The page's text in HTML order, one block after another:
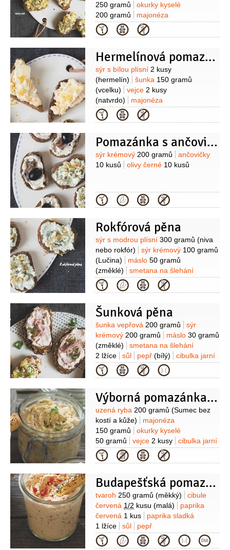
250 gramů
okurky kyselé
200 gramů
majonéza
400 gramů
cibule červená
(menší)
jablka
2 lžičky
ocet 1 lžíce sůl
Kategorie
Hermelínová pomazánka
Suroviny
sýr s bílou plísní 2 kusy
(hermelín)
šunka 150 gramů
(vcelku)
vejce 2 kusy
(natvrdo)
majonéza
220 gramů
jogurt bílý
4 lžíce
hořčice plnotučná
(menší)
sůl pepř
Kategorie
Pomazánka s ančovičkami a černými olivami
Suroviny
sýr krémový 200 gramů
ančovičky
10 kusů
olivy černé 10 kusů
Kategorie
Rokfórová pěna
Suroviny
sýr s modrou plísní 300 gramů (niva
nebo rokfór)
sýr krémový 100 gramů
(Lučina)
máslo 50 gramů
(změklé)
smetana na šlehání
60 mililitrů
ořechy vlašské
ozdobu)
sůl
Kategorie
Šunková pěna
Suroviny
šunka vepřová 200 gramů
sýr
krémový 200 gramů máslo 30 gramů
(změklé)
smetana na šlehání
2 lžíce
sůl pepř (bílý)
cibulka jarní
(na ozdobu)
Kategorie
Výborná pomazánka z uzené ryby
Suroviny
uzená ryba 200 gramů (Sumec bez
kostí a kůže)
majonéza
150 gramů
okurky kyselé
50 gramů
vejce 2 kusy
cibulka jarní
2 kusy
hořčice plnotučná
1 lžíce
sůl pepř
Kategorie
Budapešťská pomazánka
Suroviny
tvaroh 250 gramů (měkký)
cibule
červená 1/2 kusu (malá)
paprika
červená 1 kus
paprika sladká
1 lžíce
sůl pepř
Kategorie